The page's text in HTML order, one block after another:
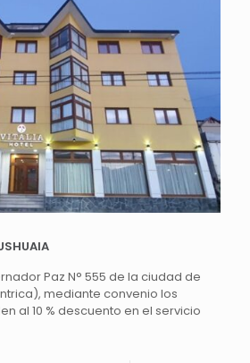
Paz N° 555 de la ciudad de
mediante convenio los
al 10 % descuento en el servicio